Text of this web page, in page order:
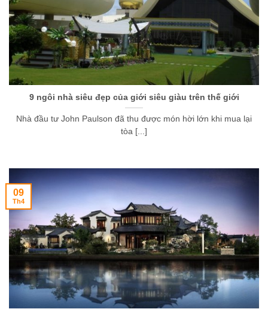
9 ngôi nhà siêu đẹp của giới siêu giàu trên thế giới
Nhà đầu tư John Paulson đã thu được món hời lớn khi mua lại
tòa [...]
09
Th4